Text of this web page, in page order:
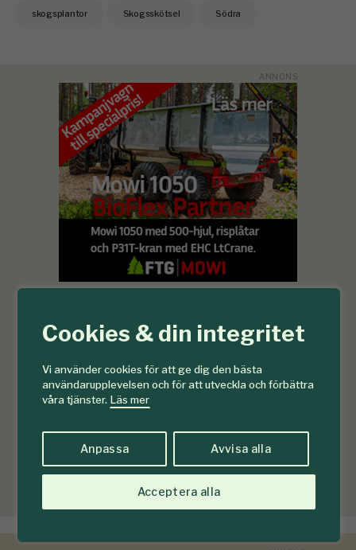
Cookies & din integritet
Vi använder cookies för att ge dig den bästa
användarupplevelsen och för att utveckla och förbättra
våra tjänster. Läs mer
Anpassa Avvisa alla
Acceptera alla
skogsplantor Skogsskötsel Södra